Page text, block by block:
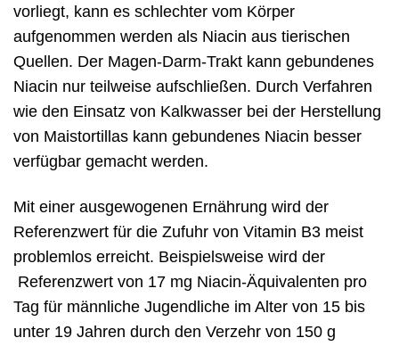
vorliegt, kann es schlechter vom Körper
aufgenommen werden als Niacin aus tierischen
Quellen. Der Magen-Darm-Trakt kann gebundenes
Niacin nur teilweise aufschließen. Durch Verfahren
wie den Einsatz von Kalkwasser bei der Herstellung
von Maistortillas kann gebundenes Niacin besser
verfügbar gemacht werden.
Mit einer ausgewogenen Ernährung wird der
Referenzwert für die Zufuhr von Vitamin B3 meist
problemlos erreicht. Beispielsweise wird der
Referenzwert von 17 mg Niacin-Äquivalenten pro
Tag für männliche Jugendliche im Alter von 15 bis
unter 19 Jahren durch den Verzehr von 150 g